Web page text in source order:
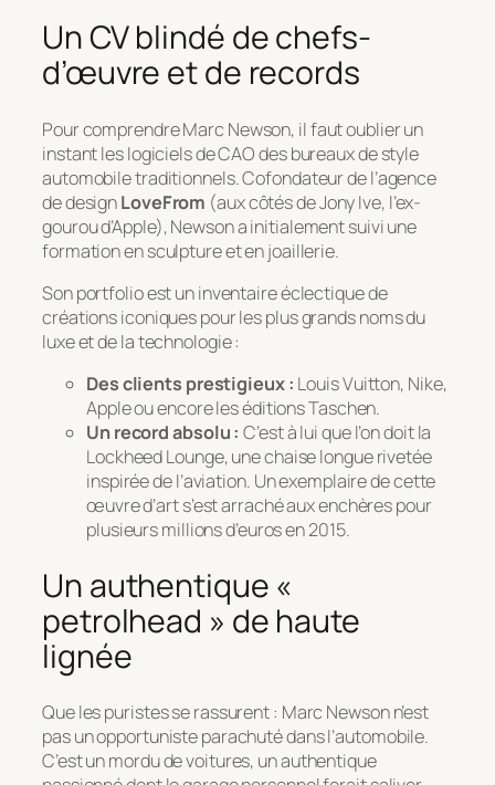
Un CV blindé de chefs-
d’œuvre et de records
Pour comprendre Marc Newson, il faut oublier un
instant les logiciels de CAO des bureaux de style
automobile traditionnels. Cofondateur de l’agence
de designLoveFrom (aux côtés de Jony Ive, l’ex-
gourou d’Apple), Newson a initialement suivi une
formation en sculpture et en joaillerie.
Son portfolio est un inventaire éclectique de
créations iconiques pour les plus grands noms du
luxe et de la technologie :
Des clients prestigieux : Louis Vuitton, Nike,
Apple ou encore les éditions Taschen.
Un record absolu : C’est à lui que l’on doit la
Lockheed Lounge, une chaise longue rivetée
inspirée de l’aviation. Un exemplaire de cette
œuvre d’art s’est arraché aux enchères pour
plusieurs millions d’euros en 2015.
Un authentique «
petrolhead » de haute
lignée
Que les puristes se rassurent : Marc Newson n’est
pas un opportuniste parachuté dans l’automobile.
C’est un mordu de voitures, un authentique